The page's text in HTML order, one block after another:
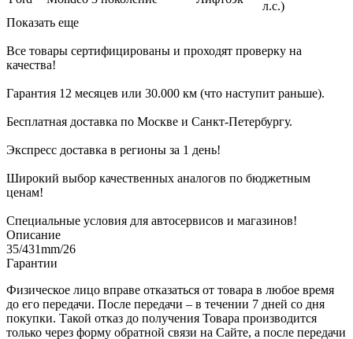
л.с.)
Показать еще
Все товары сертифицированы и проходят проверку на
качества!
Гарантия 12 месяцев или 30.000 км (что наступит раньше).
Бесплатная доставка по Москве и Санкт-Петербургу.
Экспресс доставка в регионы за 1 день!
Широкий выбор качественных аналогов по бюджетным
ценам!
Специальные условия для автосервисов и магазинов!
Описание
35/431mm/26
Гарантии
Физическое лицо вправе отказаться от товара в любое время
до его передачи. После передачи – в течении 7 дней со дня
покупки. Такой отказ до получения Товара производится
только через форму обратной связи на Сайте, а после передачи